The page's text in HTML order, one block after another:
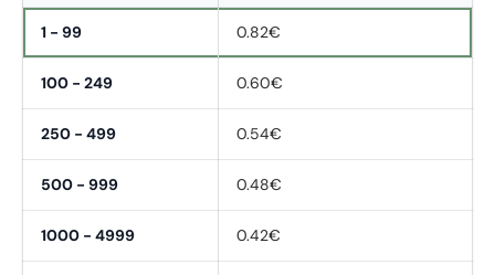
1 - 99 0.82€
100 - 249 0.60€
250 - 499 0.54€
500 - 999 0.48€
1000 - 4999 0.42€